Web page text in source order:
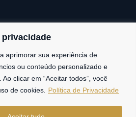
privacidade
aprimorar sua experiência de
ou conteúdo personalizado e
clicar em “Aceitar todos”, você
de cookies.
Política de Privacidade